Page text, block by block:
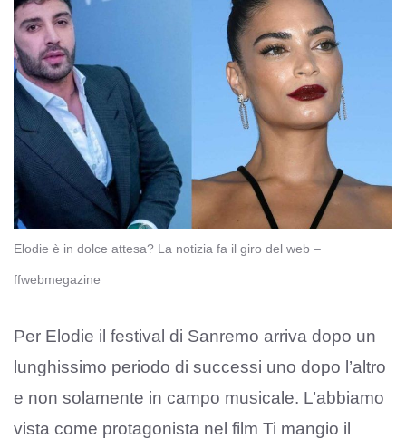
Elodie è in dolce attesa? La notizia fa il giro del web –
ffwebmegazine
Per Elodie il festival di Sanremo arriva dopo un
lunghissimo periodo di successi uno dopo l’altro
e non solamente in campo musicale. L’abbiamo
vista come protagonista nel film Ti mangio il